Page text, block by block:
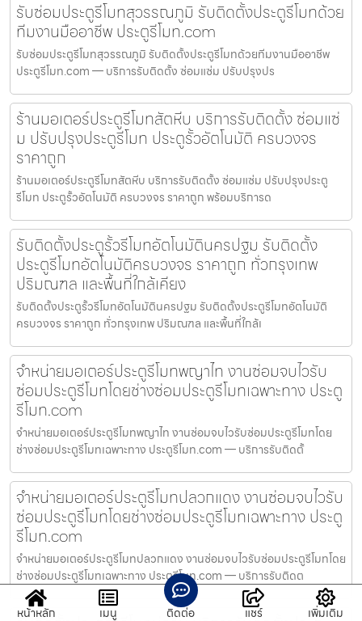
รับซ่อมประตูรีโมทสุวรรณภูมิ รับติดตั้งประตูรีโมทด้วย
ทีมงานมืออาชีพ ประตูรีโมท.com
รับซ่อมประตูรีโมทสุวรรณภูมิ รับติดตั้งประตูรีโมทด้วยทีมงานมืออาชีพ
ประตูรีโมท.com — บริการรับติดตั้ง ซ่อมแซ่ม ปรับปรุงปร
ร้านมอเตอร์ประตูรีโมทสัตหีบ บริการรับติดตั้ง ซ่อมแซ่
ม ปรับปรุงประตูรีโมท ประตูรั้วอัตโนมัติ ครบวงจร
ราคาถูก
ร้านมอเตอร์ประตูรีโมทสัตหีบ บริการรับติดตั้ง ซ่อมแซ่ม ปรับปรุงประตู
รีโมท ประตูรั้วอัตโนมัติ ครบวงจร ราคาถูก พร้อมบริการด
รับติดตั้งประตูรั้วรีโมทอัตโนมัตินครปฐม รับติดตั้ง
ประตูรีโมทอัตโนมัติครบวงจร ราคาถูก ทั่วกรุงเทพ
ปริมณฑล และพื้นที่ใกล้เคียง
รับติดตั้งประตูรั้วรีโมทอัตโนมัตินครปฐม รับติดตั้งประตูรีโมทอัตโนมัติ
ครบวงจร ราคาถูก ทั่วกรุงเทพ ปริมณฑล และพื้นที่ใกล้เ
จำหน่ายมอเตอร์ประตูรีโมทพญาไท งานซ่อมจบไวรับ
ซ่อมประตูรีโมทโดยช่างซ่อมประตูรีโมทเฉพาะทาง ประตู
รีโมท.com
จำหน่ายมอเตอร์ประตูรีโมทพญาไท งานซ่อมจบไวรับซ่อมประตูรีโมทโดย
ช่างซ่อมประตูรีโมทเฉพาะทาง ประตูรีโมท.com — บริการรับติดตั้
จำหน่ายมอเตอร์ประตูรีโมทปลวกแดง งานซ่อมจบไวรับ
ซ่อมประตูรีโมทโดยช่างซ่อมประตูรีโมทเฉพาะทาง ประตู
รีโมท.com
จำหน่ายมอเตอร์ประตูรีโมทปลวกแดง งานซ่อมจบไวรับซ่อมประตูรีโมทโดย
ช่างซ่อมประตูรีโมทเฉพาะทาง ประตูรีโมท.com — บริการรับติดต
หน้าหลัก เมนู ติดต่อ แชร์ เพิ่มเติม